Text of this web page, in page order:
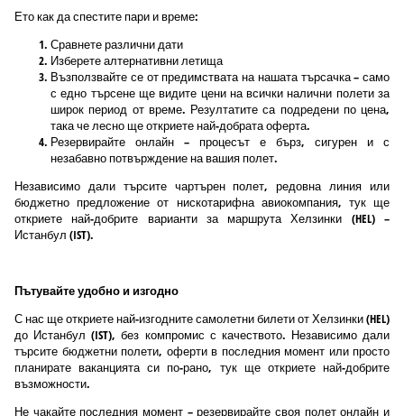
Ето как да спестите пари и време:
Сравнете различни дати
Изберете алтернативни летища
Възползвайте се от предимствата на нашата търсачка – само
с едно търсене ще видите цени на всички налични полети за
широк период от време. Резултатите са подредени по цена,
така че лесно ще откриете най-добрата оферта.
Резервирайте онлайн – процесът е бърз, сигурен и с
незабавно потвърждение на вашия полет.
Независимо дали търсите чартърен полет, редовна линия или
бюджетно предложение от нискотарифна авиокомпания, тук ще
откриете най-добрите варианти за маршрута Хелзинки (HEL) –
Истанбул (IST).
Пътувайте удобно и изгодно
С нас ще откриете най-изгодните самолетни билети от Хелзинки (HEL)
до Истанбул (IST), без компромис с качеството. Независимо дали
търсите бюджетни полети, оферти в последния момент или просто
планирате ваканцията си по-рано, тук ще откриете най-добрите
възможности.
Не чакайте последния момент – резервирайте своя полет онлайн и